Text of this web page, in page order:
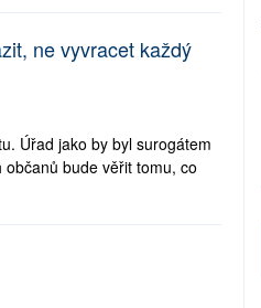
ne vyvracet každý
Úřad jako by byl surogátem
bude věřit tomu, co